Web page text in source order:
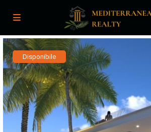
Disponibile